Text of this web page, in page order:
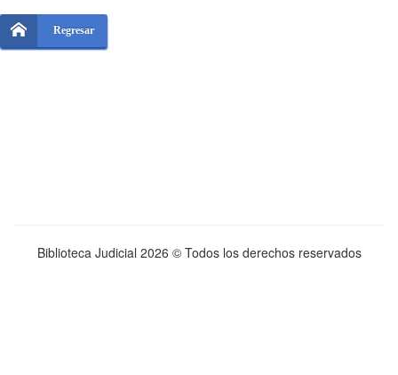
Regresar
Biblioteca Judicial 2026 © Todos los derechos reservados